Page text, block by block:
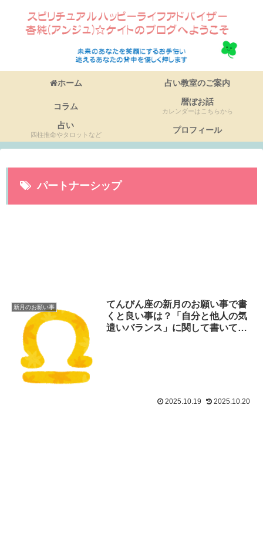
ホーム 占い教室のご案内
コラム 暦ぼお話
カレンダーはこちらから
占い
四柱推命やタロットなど プロフィール
パートナーシップ
新月のお願い事
てんびん座の新月のお願い事で書
くと良い事は？「自分と他人の気
遣いバランス」に関して書いてみ
2025.10.19 2025.10.20